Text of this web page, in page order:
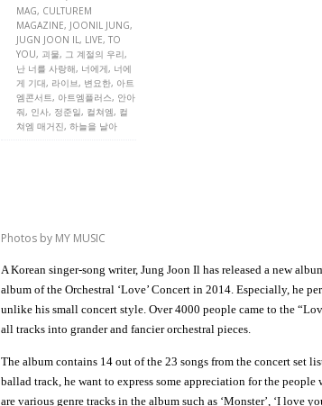
MAG, CULTUREM
MAGAZINE, JOONIL JUNG,
JUGN JOON IL, LIVE, TO
YOU, 괴물, 그 계절의 우리,
난 너를 사랑해, 너에게, 너에
게 기대, 라이브, 변요한, 아트
엠콘서트, 아트엠플러스, 안아
줘, 인사, 정준일, 컬쳐엠, 컬
쳐엠 매거진, 하늘을 날아
Photos by MY MUSIC
A Korean singer-song writer, Jung Joon Il has released a new
album of the Orchestral ‘Love’ Concert in 2014. Especially, he
unlike his small concert style. Over 4000 people came to the
all tracks into grander and fancier orchestral pieces.
The album contains 14 out of the 23 songs from the concert set
ballad track, he want to express some appreciation for the
are various genre tracks in the album such as ‘Monster’, ‘I love